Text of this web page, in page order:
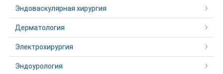
Эндоваскулярная хирургия
Дерматология
Электрохирургия
Эндоурология